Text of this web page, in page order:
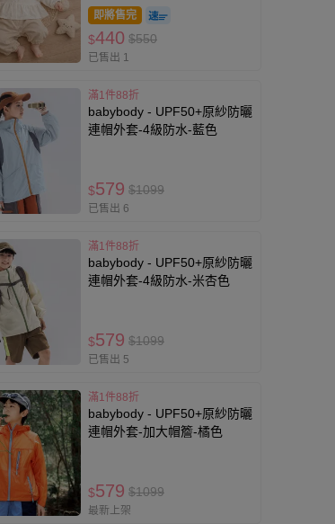
即將售完
$440 $550
已售出 1
滿1件88折
babybody - UPF50+原紗防曬
連帽外套-4級防水-藍色
$579 $1099
已售出 6
滿1件88折
babybody - UPF50+原紗防曬
連帽外套-4級防水-米杏色
$579 $1099
已售出 5
滿1件88折
babybody - UPF50+原紗防曬
連帽外套-加大帽簷-橘色
$579 $1099
最新上架